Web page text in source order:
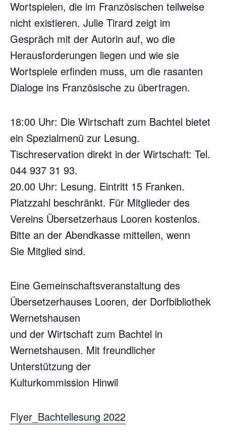
Wortspielen, die im Französischen teilweise
nicht existieren. Julie Tirard zeigt im
Gespräch mit der Autorin auf, wo die
Herausforderungen liegen und wie sie
Wortspiele erfinden muss, um die rasanten
Dialoge ins Französische zu übertragen.
18:00 Uhr: Die Wirtschaft zum Bachtel bietet
ein Spezialmenü zur Lesung.
Tischreservation direkt in der Wirtschaft: Tel.
044 937 31 93.
20.00 Uhr: Lesung. Eintritt 15 Franken.
Platzzahl beschränkt. Für Mitglieder des
Vereins Übersetzerhaus Looren kostenlos.
Bitte an der Abendkasse mitteilen, wenn
Sie Mitglied sind.
Eine Gemeinschaftsveranstaltung des
Übersetzerhauses Looren, der Dorfbibliothek
Wernetshausen
und der Wirtschaft zum Bachtel in
Wernetshausen. Mit freundlicher
Unterstützung der
Kulturkommission Hinwil
Flyer_Bachtellesung 2022